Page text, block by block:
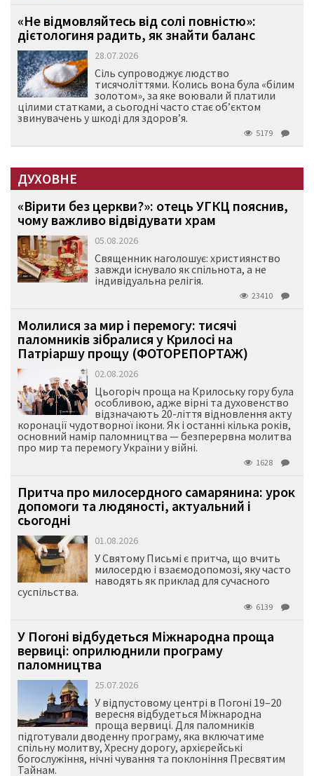
«Не відмовляйтесь від солі повністю»:
дієтологиня радить, як знайти баланс
28.07.2026
Сіль супроводжує людство
тисячоліттями. Колись вона була «білим
золотом», за яке воювали й платили
цілими статками, а сьогодні часто стає об’єктом
звинувачень у шкоді для здоров’я.
5179
ДУХОВНЕ
«Вірити без церкви?»: отець УГКЦ пояснив,
чому важливо відвідувати храм
05.08.2026
Священник наголошує: християнство
завжди існувало як спільнота, а не
індивідуальна релігія.
23410
Молилися за мир і перемогу: тисячі
паломників зібралися у Крилосі на
Патріаршу прощу (ФОТОРЕПОРТАЖ)
02.08.2026
Цьогоріч проща на Крилоську гору була
особливою, адже вірні та духовенство
відзначають 20-ліття відновлення акту
коронації чудотворної ікони. Як і останні кілька років,
основний намір паломництва — безперервна молитва
про мир та перемогу України у війні.
1628
Притча про милосердного самарянина: урок
допомоги та людяності, актуальний і
сьогодні
01.08.2026
У Святому Письмі є притча, що вчить
милосердю і взаємодопомозі, яку часто
наводять як приклад для сучасного
суспільства.
6139
У Погоні відбудеться Міжнародна проща
вервиці: оприлюднили програму
паломництва
25.07.2026
У відпустовому центрі в Погоні 19–20
вересня відбудеться Міжнародна
проща вервиці. Для паломників
підготували дводенну програму, яка включатиме
спільну молитву, Хресну дорогу, архієрейські
богослужіння, нічні чування та поклоніння Пресвятим
Тайнам.